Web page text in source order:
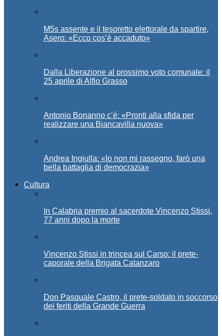
M5s assente e il tesoretto elettorale da spartire,
Asero: «Ecco cos’è accaduto»
Dalla Liberazione al prossimo voto comunale: il
25 aprile di Alfio Grasso
Antonio Bonanno c’è: «Pronti alla sfida per
realizzare una Biancavilla nuova»
Andrea Ingiulla: «Io non mi rassegno, farò una
bella battaglia di democrazia»
Cultura
In Calabria premio al sacerdote Vincenzo Stissi,
77 anni dopo la morte
Vincenzo Stissi in trincea sul Carso: il prete-
caporale della Brigata Catanzaro
Don Pasquale Castro, il prete-soldato in soccorso
dei feriti della Grande Guerra